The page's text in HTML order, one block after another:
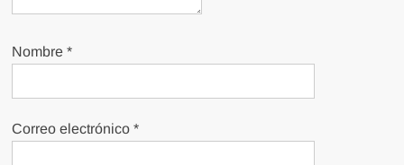
Nombre*
Correo electrónico*